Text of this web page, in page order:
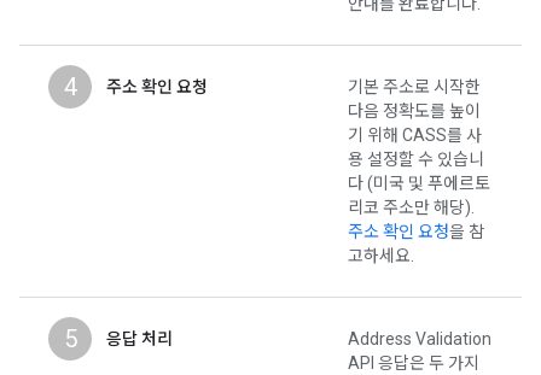
안내를 완료합니다.
4 주소 확인 요청
기본 주소로 시작한
다음 정확도를 높이
기 위해 CASS를 사
용 설정할 수 있습니
다 (미국 및 푸에르토
리코 주소만 해당).
주소 확인 요청을 참
고하세요.
5 응답 처리
Address Validation
API 응답은 두 가지